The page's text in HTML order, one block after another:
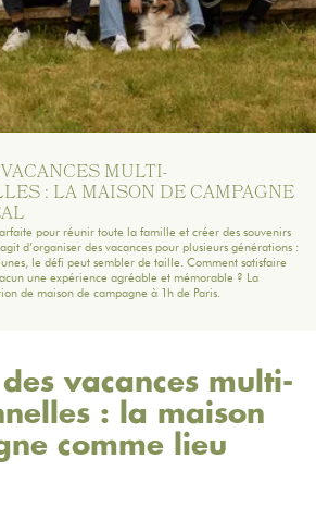
MULTI-
: LA MAISON DE CAMPAGNE
pour réunir toute la famille et créer des souvenirs
d’organiser des vacances pour plusieurs générations :
le défi peut sembler de taille. Comment satisfaire
une expérience agréable et mémorable ? La
de maison de campagne à 1h de Paris.
vacances multi-
: la maison
comme lieu